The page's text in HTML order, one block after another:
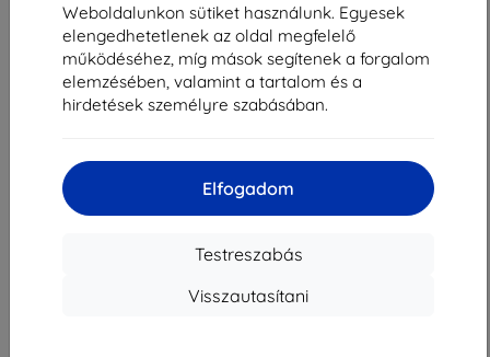
Weboldalunkon sütiket használunk. Egyesek
elengedhetetlenek az oldal megfelelő
működéséhez, míg mások segítenek a forgalom
elemzésében, valamint a tartalom és a
hirdetések személyre szabásában.
Elfogadom
Testreszabás
Visszautasítani
Összes találat5.